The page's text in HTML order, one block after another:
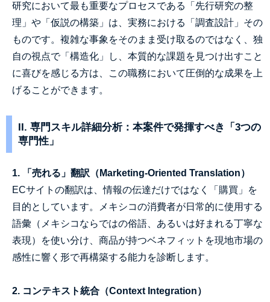
研究において最も重要なプロセスである「先行研究の整
理」や「仮説の構築」は、実務における「調査設計」その
ものです。複雑な事象をそのまま受け取るのではなく、独
自の視点で「構造化」し、本質的な課題を見つけ出すこと
に喜びを感じる方は、この職務において圧倒的な成果を上
げることができます。
II. 専門スキル詳細分析：本案件で発揮すべき「3つの
専門性」
1. 「売れる」翻訳（Marketing-Oriented Translation）
ECサイトの翻訳は、情報の伝達だけではなく「購買」を
目的としています。メキシコの消費者が日常的に使用する
語彙（メキシコならではの俗語、あるいは好まれる丁寧な
表現）を使い分け、商品が持つベネフィットを現地市場の
感性に響く形で再構築する能力を診断します。
2. コンテキスト統合（Context Integration）